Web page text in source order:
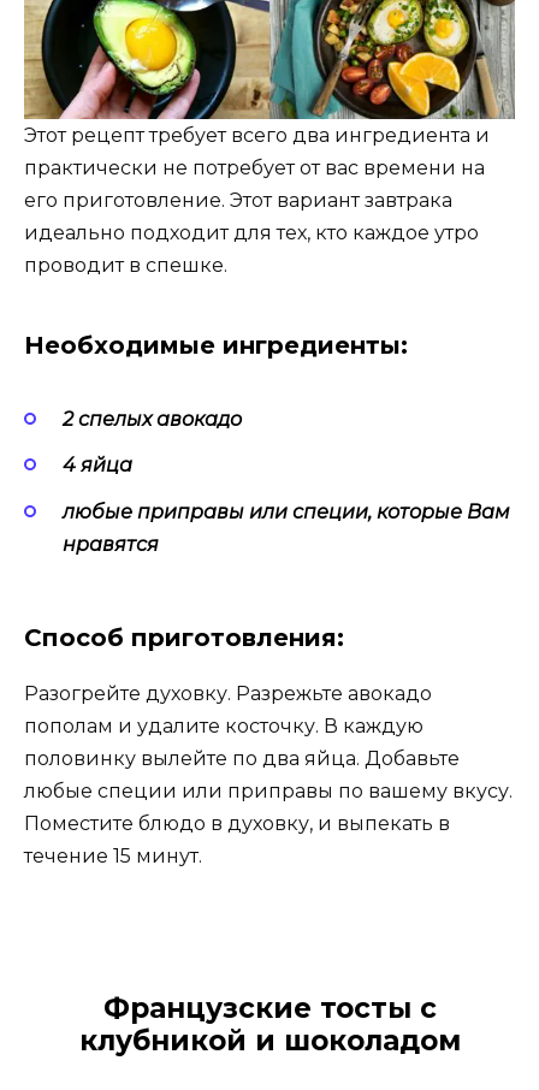
Этот рецепт требует всего два ингредиента и
практически не потребует от вас времени на
его приготовление. Этот вариант завтрака
идеально подходит для тех, кто каждое утро
проводит в спешке.
Необходимые ингредиенты:
2 спелых авокадо
4 яйца
любые приправы или специи, которые Вам
нравятся
Способ приготовления:
Разогрейте духовку. Разрежьте авокадо
пополам и удалите косточку. В каждую
половинку вылейте по два яйца. Добавьте
любые специи или приправы по вашему вкусу.
Поместите блюдо в духовку, и выпекать в
течение 15 минут.
Французские тосты с
клубникой и шоколадом